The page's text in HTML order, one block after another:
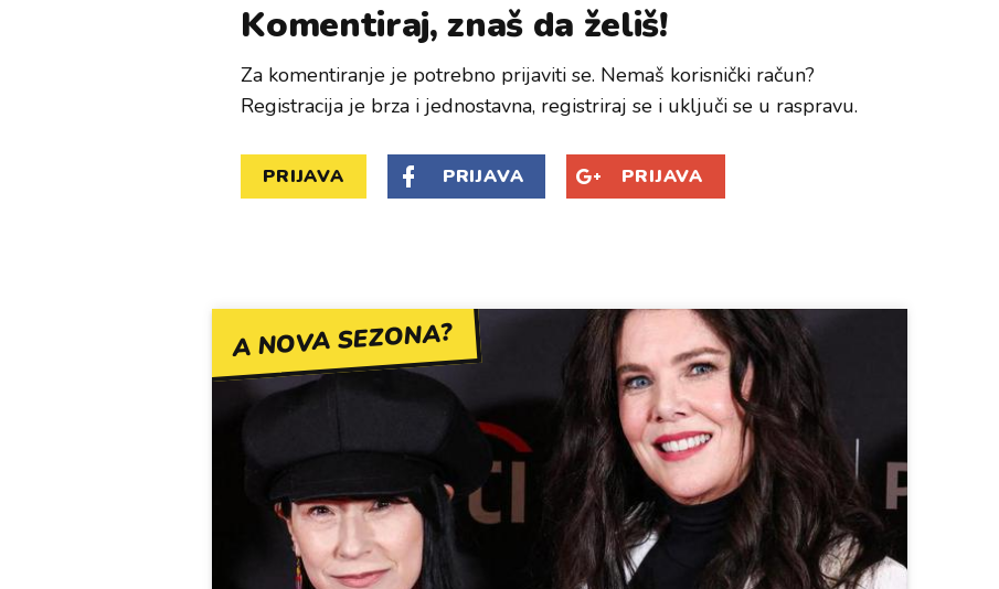
Komentiraj, znaš da želiš!
Za komentiranje je potrebno prijaviti se. Nemaš korisnički račun?
Registracija je brza i jednostavna, registriraj se i uključi se u raspravu.
PRIJAVA PRIJAVA PRIJAVA
A NOVA SEZONA?